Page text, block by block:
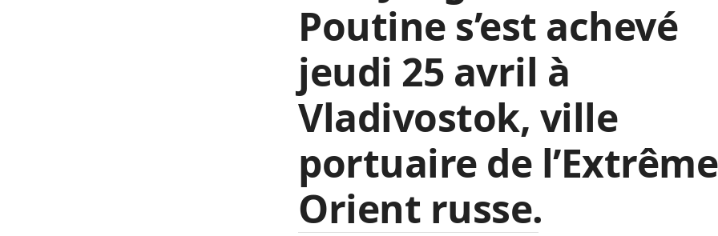
Poutine s’est achevé
jeudi 25 avril à
Vladivostok, ville
portuaire de
Orient russe.